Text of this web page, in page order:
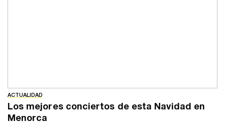
ACTUALIDAD
Los mejores conciertos de esta Navidad en
Menorca